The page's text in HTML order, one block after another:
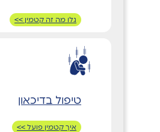
גלו מה זה קטמין >>
טיפול בדיכאון
איך קטמין פועל >>